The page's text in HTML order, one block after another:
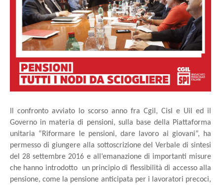
Il confronto avviato lo scorso anno fra Cgil, Cisl e Uil ed il
Governo in materia di pensioni, sulla base della Piattaforma
unitaria “Riformare le pensioni, dare lavoro ai giovani”, ha
permesso di giungere alla sottoscrizione del Verbale di sintesi
del 28 settembre 2016 e all’emanazione di importanti misure
che hanno introdotto un principio di flessibilità di accesso alla
pensione, come la pensione anticipata per i lavoratori precoci,